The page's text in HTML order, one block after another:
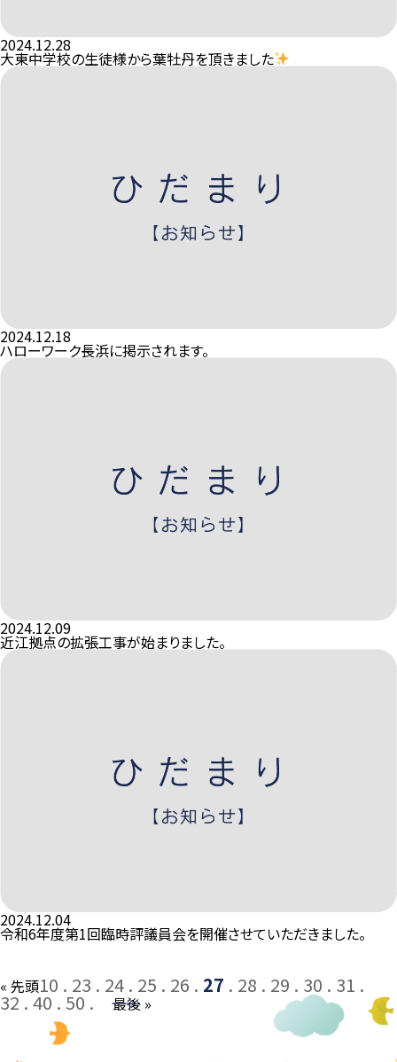
2024.12.28
大東中学校の生徒様から葉牡丹を頂きました
2024.12.18
ハローワーク長浜に掲示されます。
2024.12.09
近江拠点の拡張工事が始まりました。
2024.12.04
令和6年度第1回臨時評議員会を開催させていただきました。
« 先頭10 23 24 25 26 27 28 29 30 31
32 40 50 →最後 »